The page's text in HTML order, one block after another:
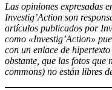
Las opiniones expresadas
Investig’Action son
artículos publicados por
como «Investig’Action»
con un enlace de
obstante, que las fotos que
commons) no están libres